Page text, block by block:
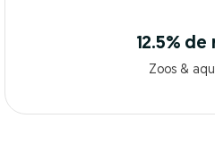
12.5% de
Zoos &